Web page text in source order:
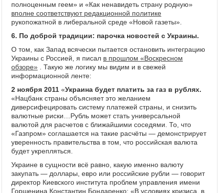
полноценным геем» и «Как ненавидеть страну родную»
вполне соответствуют редакционной политике
рукопожатной в либеральной среде «Новой газеты».
6. По доброй традиции: парочка новостей с Украины.
О том, как Запад всячески пытается остановить интеграцию
Украины с Россией, я писал в прошлом «Воскресном
обзоре» . Такую же логику мы видим и в свежей
информационной ленте:
2 ноября 2011 «Украина будет платить за газ в рублях.
«Нацбанк страны объясняет это желанием
диверсифецировать систему платежей страны, и снизить
валютные риски…Рубль может стать универсальной
валютой для расчетов с ближайшими соседями. То, что
«Газпром» соглашается на такие расчёты — демонстрирует
уверенность правительства в том, что российская валюта
будет укрепляться.
Украине в сущности всё равно, какую именно валюту
закупать — доллары, евро или российские рубли — говорит
директор Киевского института проблем управления имени
Горшенина Константин Бондаренко: «В условиях кризиса, в